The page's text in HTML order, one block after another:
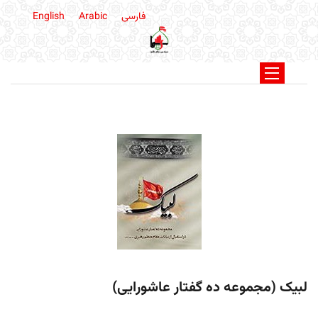
فارسی English Arabic
لبیک (مجموعه ده گفتار عاشورایی)